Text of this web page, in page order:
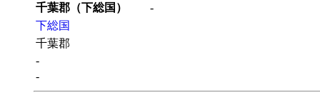
千葉郡（下総国）
-
下総国
千葉郡
-
-